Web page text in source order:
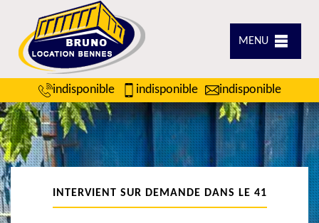
MENU
indisponible indisponible indisponible
INTERVIENT SUR DEMANDE DANS LE 41